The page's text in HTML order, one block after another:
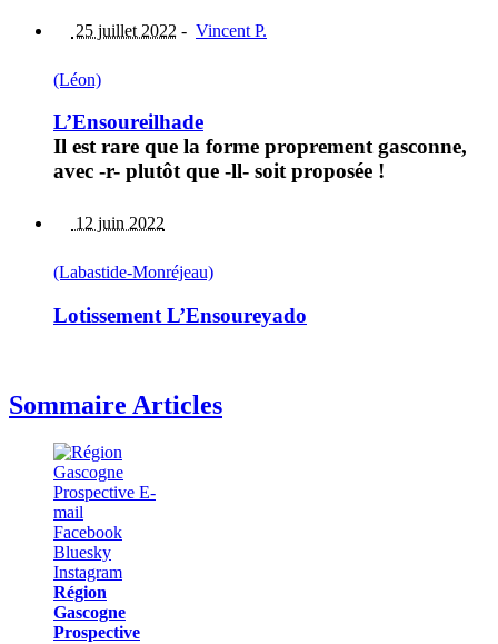
25 juillet 2022 - Vincent P.
(Léon)
L’Ensoureilhade
Il est rare que la forme proprement gasconne,
avec -r- plutôt que -ll- soit proposée !
12 juin 2022
(Labastide-Monréjeau)
Lotissement L’Ensoureyado
Sommaire Articles
Région
Gascogne
Prospective